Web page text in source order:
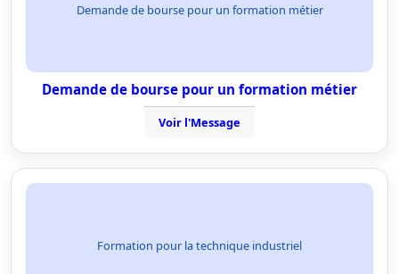
Demande de bourse pour un formation métier
Demande de bourse pour un formation métier
Voir l'Message
Formation pour la technique industriel